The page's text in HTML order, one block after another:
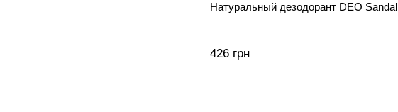
Натуральный дезодорант DEO Sandal
426 грн